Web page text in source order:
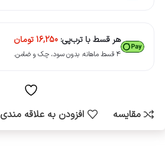
هر قسط با ترب‌پی: 16,250تومان
۴ قسط ماهانه. بدون سود، چک و ضامن.
مقایسه افزودن به علاقه مندی